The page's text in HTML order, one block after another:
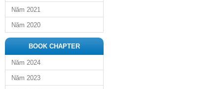
Năm 2021
Năm 2020
BOOK CHAPTER
Năm 2024
Năm 2023